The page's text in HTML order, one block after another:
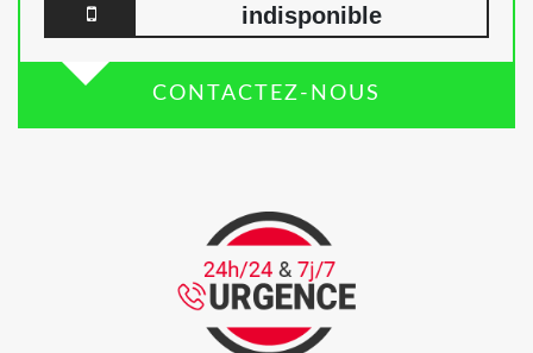
indisponible
CONTACTEZ-NOUS